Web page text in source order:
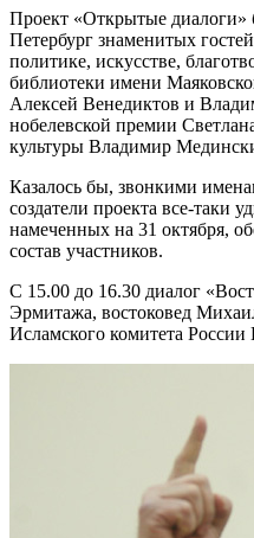
Проект «Открытые диалоги»
Петербург знаменитых
политике, искусстве,
библиотеки имени
Алексей Венедиктов и
нобелевской премии
культуры Владимир
Казалось бы, звонкими
создатели проекта все-таки
намеченных на 31 октября,
состав участников.
С 15.00 до 16.30 диалог
Эрмитажа, востоковед
Исламского комитета